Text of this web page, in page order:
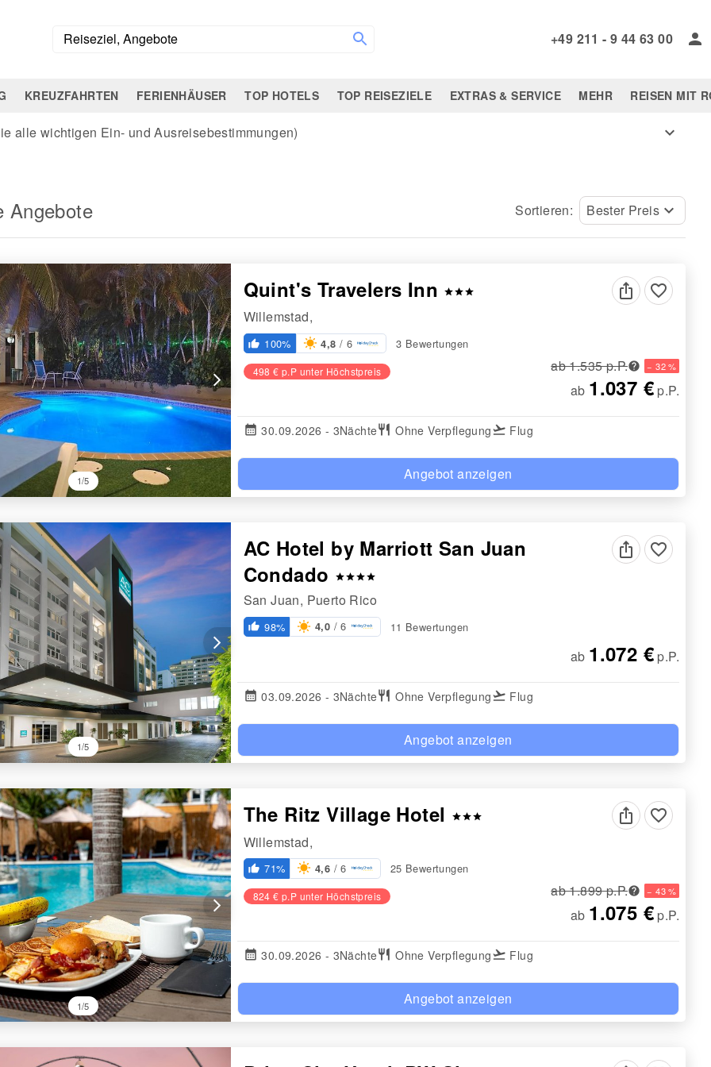
+49 211 - 9 44 63 00
KREUZFAHRTEN FERIENHÄUSER TOP HOTELS TOP REISEZIELE EXTRAS & SERVICE MEHR REISEN MIT
alle wichtigen Ein- und Ausreisebestimmungen) expand_more
Angebote Sortieren: Bester Preis keyboard_arrow_down
arrow_forward_ios
1/5
Quint's Travelers Inn starstarstar favorite_border
Willemstad,
thumb_up_alt 100% 4,8 / 6 3 Bewertungen
498 € p.P unter Höchstpreis ab 1.535 p.P. − 32 %
ab 1.037 € p.P.
calendar_month 30.09.2026 - 3Nächterestaurant Ohne Verpflegungflight_takeoff Flug
Angebot anzeigen
arrow_forward_ios
1/5
AC Hotel by Marriott San Juan
Condado
starstarstarstar
favorite_border
San Juan, Puerto Rico
thumb_up_alt 98% 4,0 / 6 11 Bewertungen
ab 1.072 € p.P.
calendar_month 03.09.2026 - 3Nächterestaurant Ohne Verpflegungflight_takeoff Flug
Angebot anzeigen
arrow_forward_ios
1/5
The Ritz Village Hotel starstarstar favorite_border
Willemstad,
thumb_up_alt 71% 4,6 / 6 25 Bewertungen
824 € p.P unter Höchstpreis ab 1.899 p.P. − 43 %
ab 1.075 € p.P.
calendar_month 30.09.2026 - 3Nächterestaurant Ohne Verpflegungflight_takeoff Flug
Angebot anzeigen